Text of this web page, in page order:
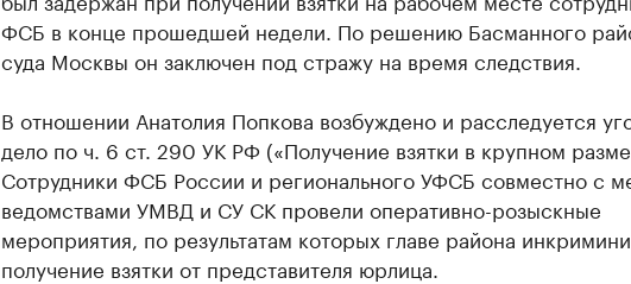
ФСБ в конце прошедшей недели. По решению Басманного
суда Москвы он заключен под стражу на время следствия.
В отношении Анатолия Попкова возбуждено и расследуется
дело по ч. 6 ст. 290 УК РФ («Получение взятки в крупном
Сотрудники ФСБ России и регионального УФСБ совместно с
ведомствами УМВД и СУ СК провели оперативно-розыскные
мероприятия, по результатам которых главе района
получение взятки от представителя юрлица.